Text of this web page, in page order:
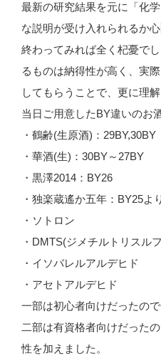
最新の研究結果を元に「化
な説明が受け入れられるか
終わってみれば全く杞憂で
るものは納得性が高く、実
してもらうことで、更に理
当日ご用意したBY違いのお
・鶴齢(生原酒)：29BY,30BY
・華酒(生)：30BY～27BY
・黒澤2014：BY26
・独楽蔵遙か五年：BY25よ
・ソトロン
・DMTS(ジメチルトリスル
・イソバレルアルデヒド
・アセトアルデヒド
一部は初心者向けだったの
二部は有資格者向けだった
性を加えました。